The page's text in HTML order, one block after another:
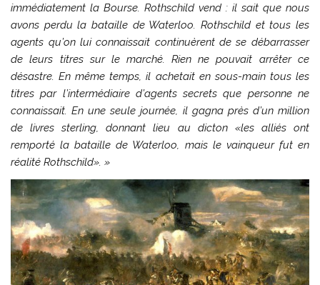
immédiatement la Bourse. Rothschild vend : il sait que nous
avons perdu la bataille de Waterloo. Rothschild et tous les
agents qu’on lui connaissait continuèrent de se débarrasser
de leurs titres sur le marché. Rien ne pouvait arrêter ce
désastre. En même temps, il achetait en sous-main tous les
titres par l’intermédiaire d’agents secrets que personne ne
connaissait. En une seule journée, il gagna près d’un million
de livres sterling, donnant lieu au dicton «les alliés ont
remporté la bataille de Waterloo, mais le vainqueur fut en
réalité Rothschild». »